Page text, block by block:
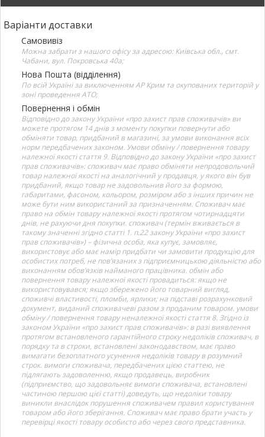
Варіанти доставки
Самовивіз
Можна забрати з нашого офісу за адресою: Київська обл., смт.
Чабани, вул. Покровська 40а;
Нова Пошта (відділення)
По всій Україні за виключенням АР Крим та окупованих територій у
зоні проведення АТО;
Повернення і обмін
Відповідно до закону України «про захист прав споживачів» ви
можете протягом 14 днів з моменту покупки повернути або
обміняти товар, придбаний в магазині, за умови виконання всіх
норм передбачених законом. Умови обміну / повернення товару
належної якості стаття 9. Відповідно до закону України «про захист
прав споживачів»: споживач має право обміняти непродовольчий
товар належної якості на аналогічний у продавця, у якого він був
придбаний, якщо товар не задовольнив його за формою,
габаритами, фасоном, кольором, розміром або з інших причин не
може бути ним використаний за призначенням. Споживач має
право на обмін товару належної якості протягом чотирнадцяти
днів, не рахуючи дня покупки. споживач (термін вживається в
такому значенні згідно статті 1. п.22 закону України «про захист
прав споживачів») – фізична особа, яка купує, замовляє,
використовує або має намір придбати чи замовити продукцію для
особистих потреб, не пов’язаних з підприємницькою діяльністю або
виконанням обов’язків найманого працівника. обмін або
повернення товару належної якості провадиться: якщо не
використовувався; якщо збережено його товарний вигляд,
споживчі властивості, пломби, ярлики; на підставі розрахунковий
документ, виданий споживачеві разом з проданим товаром. умови
обміну / повернення товару неналежної якості стаття 8. Згідно із
законом України «про захист прав споживачів»: в разі виявлення
протягом встановленого гарантійного строку недоліків споживач, в
порядку та в строки, встановлені законодавством, має право
вимагати безоплатного усунення недоліків товару в розумний
строк. вимоги споживача, передбачених цією статтею, не
підлягають задоволенню, якщо продавець, виробник
(підприємство, що задовольняє вимоги споживача, встановлені
частиною першою цієї статті) доведуть, що недоліки товару
виникли внаслідок порушення споживачем правил користування
товаром або його зберігання. Споживач має право брати участь у
перевірці якості товару особисто або через свого представника.